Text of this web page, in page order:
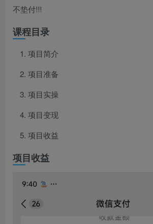
不垫付!!!
课程目录
项目简介
项目准备
项目实操
项目变现
项目收益
项目收益